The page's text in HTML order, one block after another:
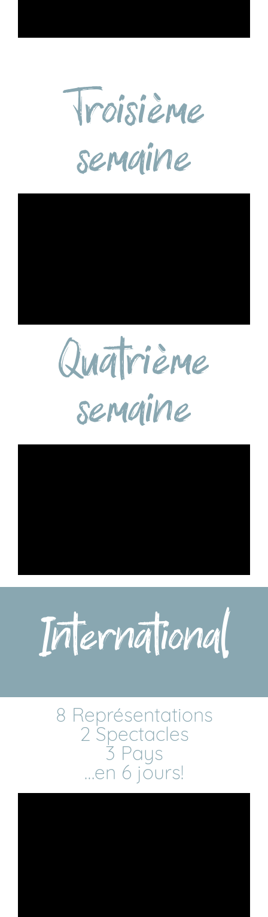
Troisième
semaine
Quatrième
semaine
International
8 Représentations
2 Spectacles
3 Pays
…en 6 jours!